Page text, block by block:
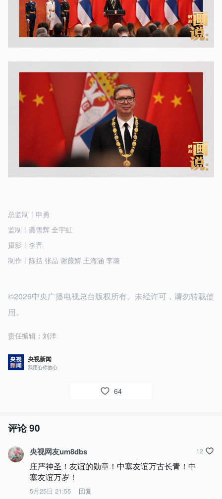
总监制丨申勇
监制丨龚雪辉 全宇虹
摄影丨李晋
制作丨陈括 张晶 谢薇婧 王海涵 李璐
©2026中央广播电视总台版权所有。未经许可，请勿转载使
用。
责任编辑： 刘洋
央视新闻
我用心你放心
64
评论90
央视网友um8dbs
庄严神圣！友谊的勋章！中塞友谊万古长青！中
塞友谊万岁！
5月25日 21:55 回复
12